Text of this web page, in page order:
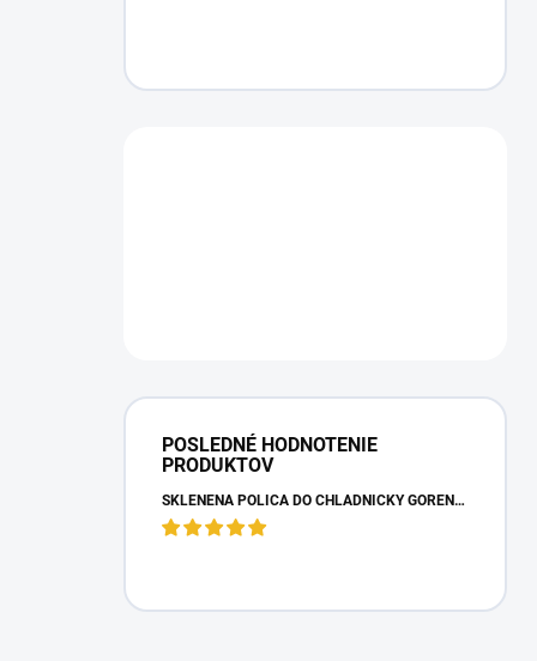
POSLEDNÉ HODNOTENIE
PRODUKTOV
SKLENENÁ POLICA DO CHLADNIČKY GORENJE 163336